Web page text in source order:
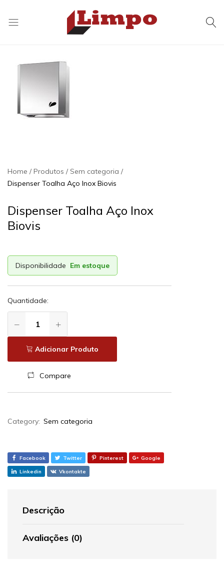
Higiene
Home Produtos
Sem categoria
Dispenser Toalha Aço Inox Biovis
Dispenser Toalha Aço Inox
Biovis
Disponibilidade Em estoque
Quantidade:
Adicionar Produto
Compare
Category: Sem categoria
Facebook Twitter Pinterest Google
Linkedin Vkontakte
Descrição
Avaliações (0)